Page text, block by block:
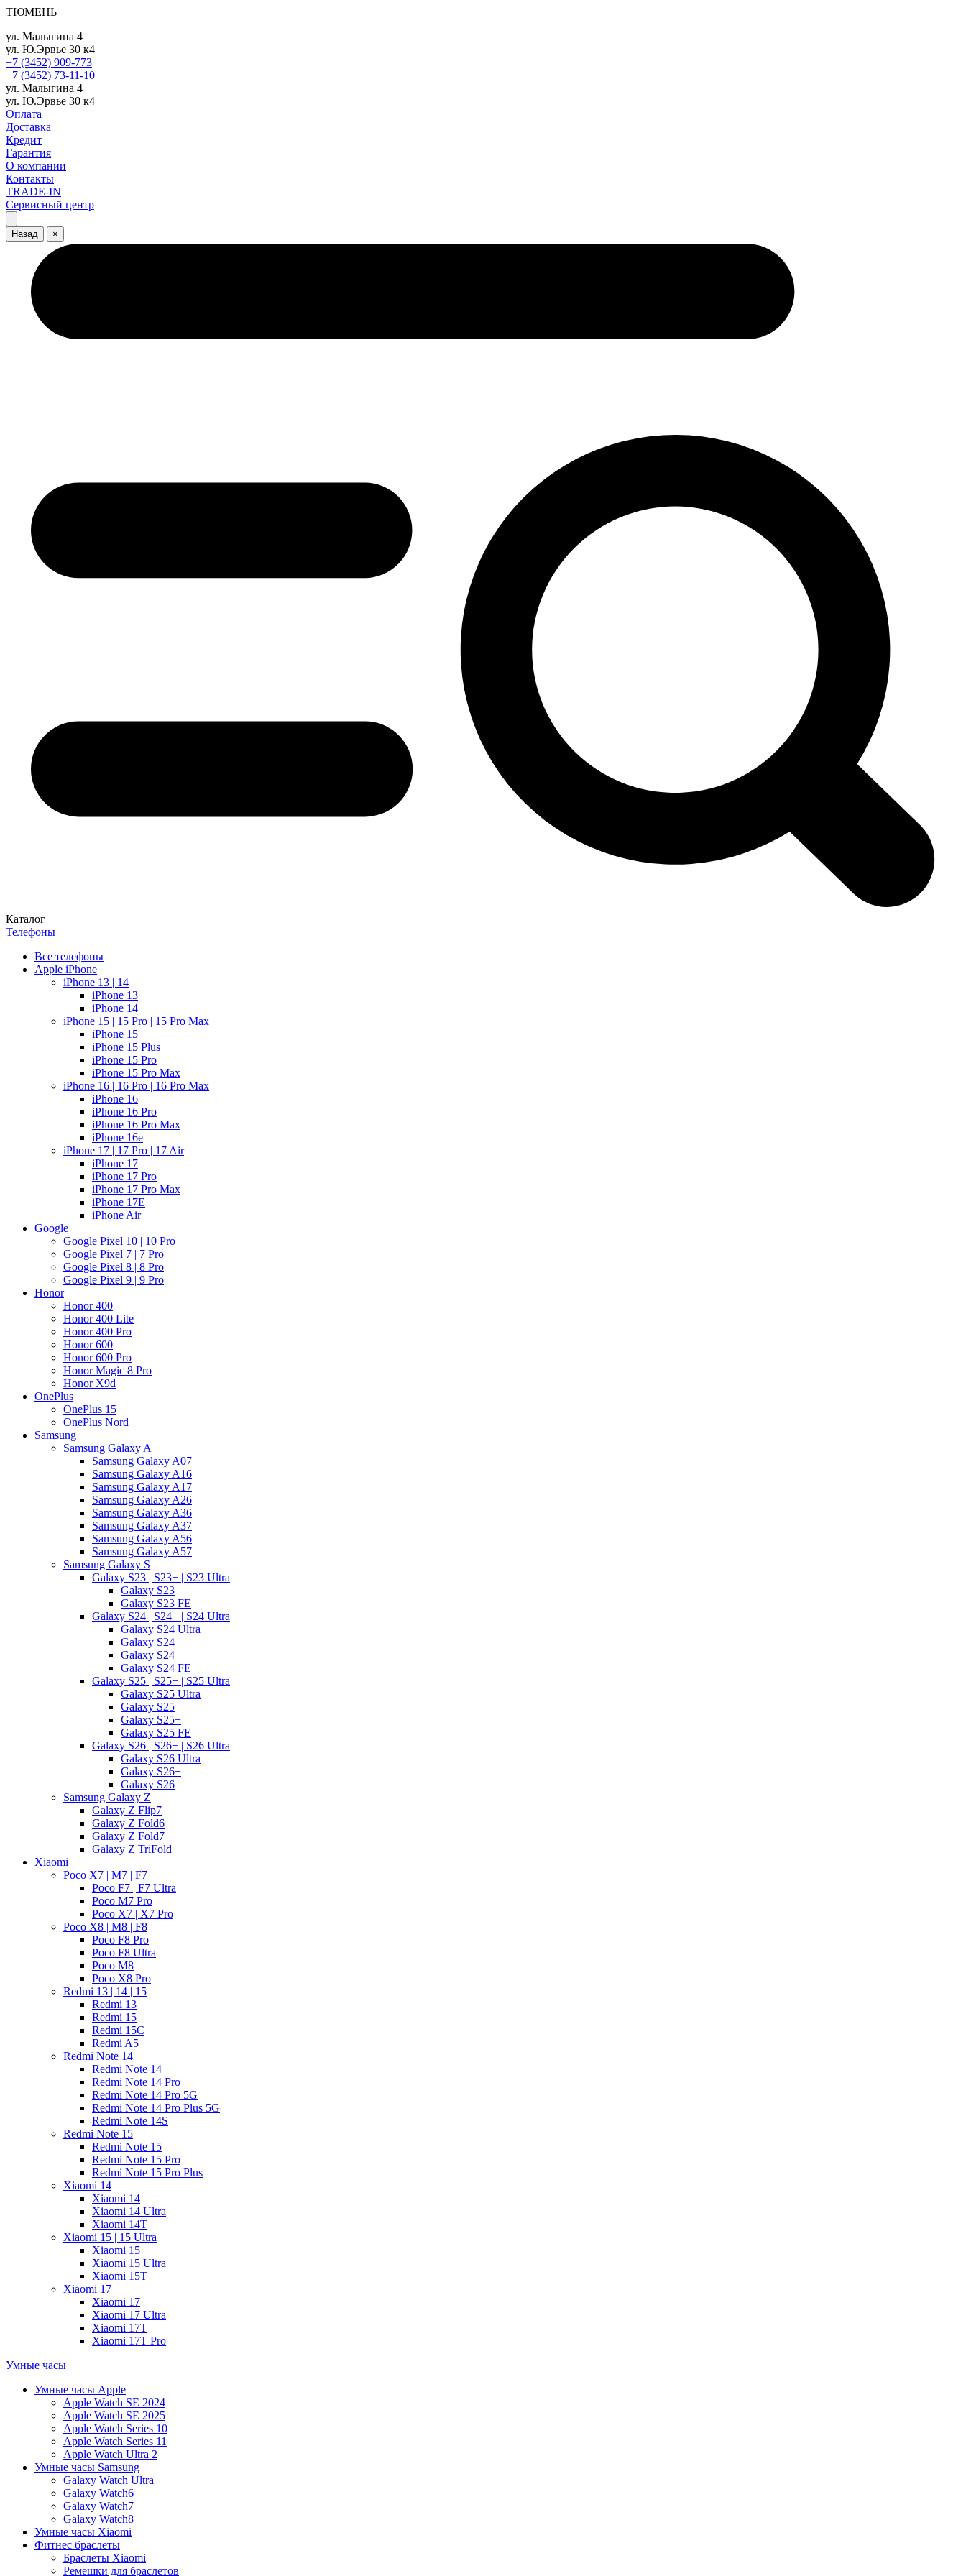
ТЮМЕНЬ
ул. Малыгина 4
ул. Ю.Эрвье 30 к4
+7 (3452) 909-773
+7 (3452) 73-11-10
ул. Малыгина 4
ул. Ю.Эрвье 30 к4
Оплата
Доставка
Кредит
Гарантия
О компании
Контакты
TRADE-IN
Сервисный центр
Назад ×
Каталог
Телефоны
Все телефоны
Apple iPhone
iPhone 13 | 14
iPhone 13
iPhone 14
iPhone 15 | 15 Pro | 15 Pro Max
iPhone 15
iPhone 15 Plus
iPhone 15 Pro
iPhone 15 Pro Max
iPhone 16 | 16 Pro | 16 Pro Max
iPhone 16
iPhone 16 Pro
iPhone 16 Pro Max
iPhone 16e
iPhone 17 | 17 Pro | 17 Air
iPhone 17
iPhone 17 Pro
iPhone 17 Pro Max
iPhone 17E
iPhone Air
Google
Google Pixel 10 | 10 Pro
Google Pixel 7 | 7 Pro
Google Pixel 8 | 8 Pro
Google Pixel 9 | 9 Pro
Honor
Honor 400
Honor 400 Lite
Honor 400 Pro
Honor 600
Honor 600 Pro
Honor Magic 8 Pro
Honor X9d
OnePlus
OnePlus 15
OnePlus Nord
Samsung
Samsung Galaxy A
Samsung Galaxy A07
Samsung Galaxy A16
Samsung Galaxy A17
Samsung Galaxy A26
Samsung Galaxy A36
Samsung Galaxy A37
Samsung Galaxy A56
Samsung Galaxy A57
Samsung Galaxy S
Galaxy S23 | S23+ | S23 Ultra
Galaxy S23
Galaxy S23 FE
Galaxy S24 | S24+ | S24 Ultra
Galaxy S24 Ultra
Galaxy S24
Galaxy S24+
Galaxy S24 FE
Galaxy S25 | S25+ | S25 Ultra
Galaxy S25 Ultra
Galaxy S25
Galaxy S25+
Galaxy S25 FE
Galaxy S26 | S26+ | S26 Ultra
Galaxy S26 Ultra
Galaxy S26+
Galaxy S26
Samsung Galaxy Z
Galaxy Z Flip7
Galaxy Z Fold6
Galaxy Z Fold7
Galaxy Z TriFold
Xiaomi
Poco X7 | M7 | F7
Poco F7 | F7 Ultra
Poco M7 Pro
Poco X7 | X7 Pro
Poco X8 | M8 | F8
Poco F8 Pro
Poco F8 Ultra
Poco M8
Poco X8 Pro
Redmi 13 | 14 | 15
Redmi 13
Redmi 15
Redmi 15C
Redmi A5
Redmi Note 14
Redmi Note 14
Redmi Note 14 Pro
Redmi Note 14 Pro 5G
Redmi Note 14 Pro Plus 5G
Redmi Note 14S
Redmi Note 15
Redmi Note 15
Redmi Note 15 Pro
Redmi Note 15 Pro Plus
Xiaomi 14
Xiaomi 14
Xiaomi 14 Ultra
Xiaomi 14T
Xiaomi 15 | 15 Ultra
Xiaomi 15
Xiaomi 15 Ultra
Xiaomi 15T
Xiaomi 17
Xiaomi 17
Xiaomi 17 Ultra
Xiaomi 17T
Xiaomi 17T Pro
Умные часы
Умные часы Apple
Apple Watch SE 2024
Apple Watch SE 2025
Apple Watch Series 10
Apple Watch Series 11
Apple Watch Ultra 2
Умные часы Samsung
Galaxy Watch Ultra
Galaxy Watch6
Galaxy Watch7
Galaxy Watch8
Умные часы Xiaomi
Фитнес браслеты
Браслеты Xiaomi
Ремешки для браслетов